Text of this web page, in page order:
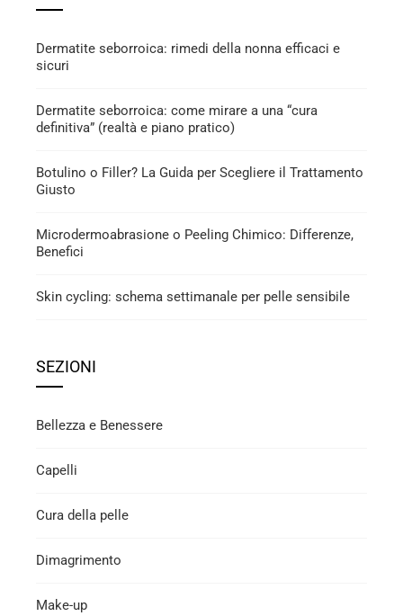
Dermatite seborroica: rimedi della nonna efficaci e
sicuri
Dermatite seborroica: come mirare a una “cura
definitiva” (realtà e piano pratico)
Botulino o Filler? La Guida per Scegliere il Trattamento
Giusto
Microdermoabrasione o Peeling Chimico: Differenze,
Benefici
Skin cycling: schema settimanale per pelle sensibile
SEZIONI
Bellezza e Benessere
Capelli
Cura della pelle
Dimagrimento
Make-up